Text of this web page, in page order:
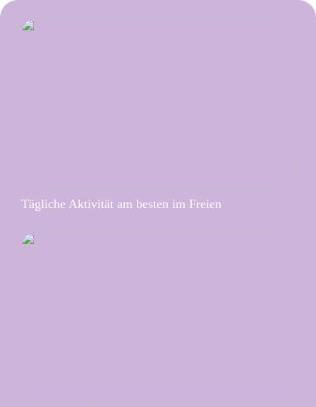
Tägliche Aktivität am besten im Freien